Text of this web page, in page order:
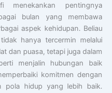
menekankan pentingnya
bulan yang membawa
aspek kehidupan. Beliau
hanya tercermin melalui
dan puasa, tetapi juga dalam
menjalin hubungan baik
komitmen dengan
pola hidup yang lebih baik.